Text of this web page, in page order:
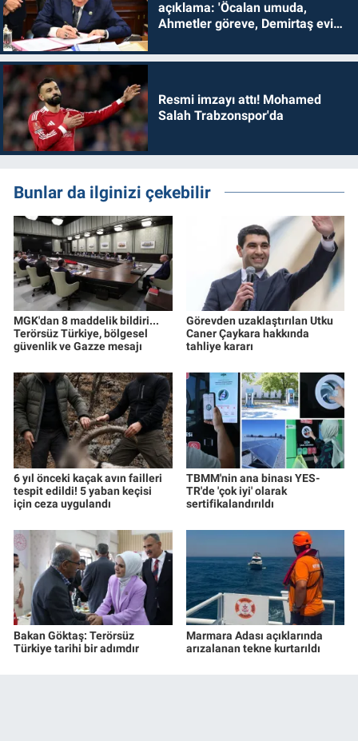
açıklama: 'Öcalan umuda,
Ahmetler göreve, Demirtaş evine
Resmi imzayı attı! Mohamed
Salah Trabzonspor'da
Bunlar da ilginizi çekebilir
MGK'dan 8 maddelik bildiri...
Terörsüz Türkiye, bölgesel
güvenlik ve Gazze mesajı
Görevden uzaklaştırılan Utku
Caner Çaykara hakkında
tahliye kararı
6 yıl önceki kaçak avın failleri
tespit edildi! 5 yaban keçisi
için ceza uygulandı
TBMM'nin ana binası YES-
TR'de 'çok iyi' olarak
sertifikalandırıldı
Bakan Göktaş: Terörsüz
Türkiye tarihi bir adımdır
Marmara Adası açıklarında
arızalanan tekne kurtarıldı